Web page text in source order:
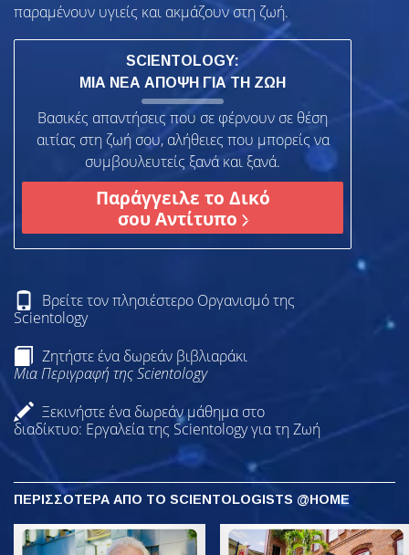
παραμένουν υγιείς και ακμάζουν στη ζωή.
SCIENTOLOGY:
ΜΙΑ ΝΕΑ ΑΠΟΨΗ ΓΙΑ ΤΗ ΖΩΗ
Βασικές απαντήσεις που σε φέρνουν σε θέση
αιτίας στη ζωή σου, αλήθειες που μπορείς να
συμβουλευτείς ξανά και ξανά.
Παράγγειλε το Δικό
σου Αντίτυπο
Βρείτε τον πλησιέστερο Οργανισμό της
Scientology
Ζητήστε ένα δωρεάν βιβλιαράκι
Μια Περιγραφή της Scientology
Ξεκινήστε ένα δωρεάν μάθημα στο
διαδίκτυο: Εργαλεία της Scientology για τη Ζωή
ΠΕΡΙΣΣΟΤΕΡΑ ΑΠΟ ΤΟ SCIENTOLOGISTS @HOME